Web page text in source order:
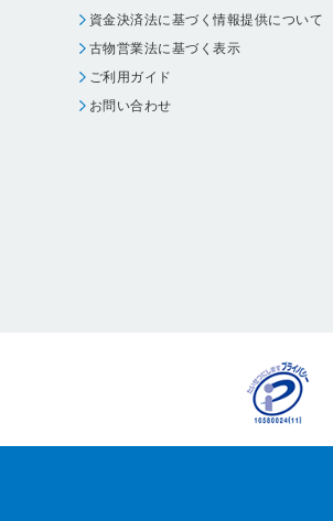
資金決済法に基づく情報提供について
古物営業法に基づく表示
ご利用ガイド
お問い合わせ